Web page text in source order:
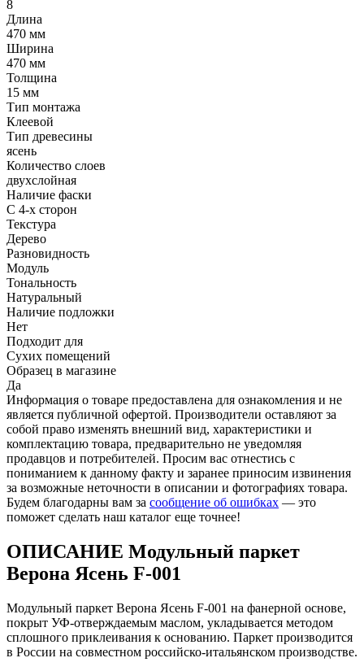
8
Длина
470 мм
Ширина
470 мм
Толщина
15 мм
Тип монтажа
Клеевой
Тип древесины
ясень
Количество слоев
двухслойная
Наличие фаски
С 4-х сторон
Текстура
Дерево
Разновидность
Модуль
Тональность
Натуральный
Наличие подложки
Нет
Подходит для
Сухих помещений
Образец в магазине
Да
Информация о товаре предоставлена для ознакомления и не
является публичной офертой. Производители оставляют за
собой право изменять внешний вид, характеристики и
комплектацию товара, предварительно не уведомляя
продавцов и потребителей. Просим вас отнестись с
пониманием к данному факту и заранее приносим извинения
за возможные неточности в описании и фотографиях товара.
Будем благодарны вам за сообщение об ошибках — это
поможет сделать наш каталог еще точнее!
ОПИСАНИЕ Модульный паркет
Верона Ясень F-001
Модульный паркет Верона Ясень F-001 на фанерной основе,
покрыт УФ-отверждаемым маслом, укладывается методом
сплошного приклеивания к основанию. Паркет производится
в России на совместном российско-итальянском производстве.